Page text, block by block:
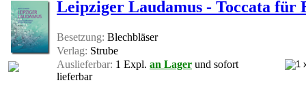
Leipziger Laudamus - Toccata für
Besetzung: Blechbläser
Verlag: Strube
Auslieferbar: 1 Expl. an Lager und sofort
lieferbar